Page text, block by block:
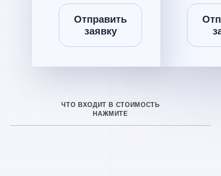
Отправить
заявку
ЧТО ВХОДИТ В СТОИМОСТЬ
НАЖМИТЕ